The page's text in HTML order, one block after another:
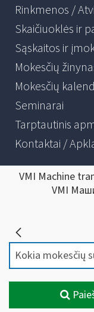
Rinkmenos /
Skaičiuoklės ir
Sąskaitos ir
Mokesčių
Mokesčių
Seminarai
Tarptautinis
Kontaktai /
VMI Machine
VMI